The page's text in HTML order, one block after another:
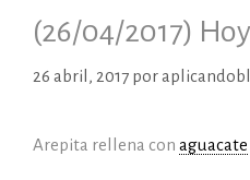
(26/04/2017)
26 abril, 2017 por
Arepita rellena con aguacate